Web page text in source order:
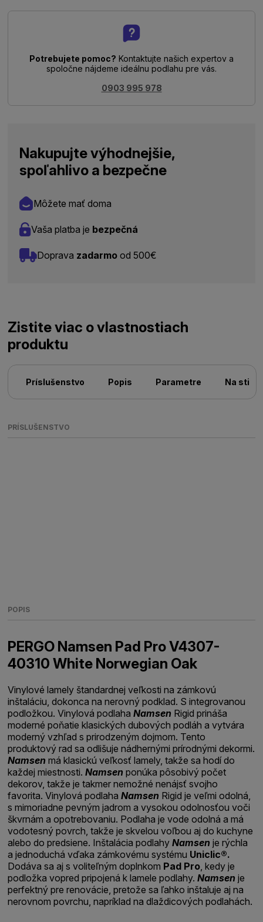
Potrebujete pomoc? Kontaktujte našich expertov a
spoločne nájdeme ideálnu podlahu pre vás.
0903 995 978
Nakupujte výhodnejšie,
spoľahlivo a bezpečne
Môžete mať doma
Vaša platba je bezpečná
Doprava zadarmo od 500€
Zistite viac o vlastnostiach
produktu
Príslušenstvo Popis Parametre Na
PRÍSLUŠENSTVO
POPIS
PERGO Namsen Pad Pro V4307-
40310 White Norwegian Oak
Vinylové lamely štandardnej veľkosti na zámkovú
inštaláciu, dokonca na nerovný podklad. S integrovanou
podložkou. Vinylová podlahaNamsen Rigid prináša
moderné poňatie klasických dubových podláh a vytvára
moderný vzhľad s prirodzeným dojmom. Tento
produktový rad sa odlišuje nádhernými prírodnými dekormi.
Namsen má klasickú veľkosť lamely, takže sa hodí do
každej miestnosti.Namsen ponúka pôsobivý počet
dekorov, takže je takmer nemožné nenájsť svojho
favorita. Vinylová podlahaNamsen Rigid je veľmi odolná,
s mimoriadne pevným jadrom a vysokou odolnosťou voči
škvrnám a opotrebovaniu. Podlaha je vode odolná a má
vodotesný povrch, takže je skvelou voľbou aj do kuchyne
alebo do predsiene. Inštalácia podlahy Namsen je rýchla
a jednoduchá vďaka zámkovému systému Uniclic®.
Dodáva sa aj s voliteľným doplnkom Pad Pro , kedy je
podložka vopred pripojená k lamele podlahy.Namsen je
perfektný pre renovácie, pretože sa ľahko inštaluje aj na
nerovnom povrchu, napríklad na dlaždicových podlahách.